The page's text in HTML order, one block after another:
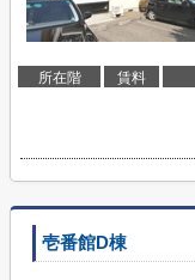
所在階 賃料
壱番館D棟